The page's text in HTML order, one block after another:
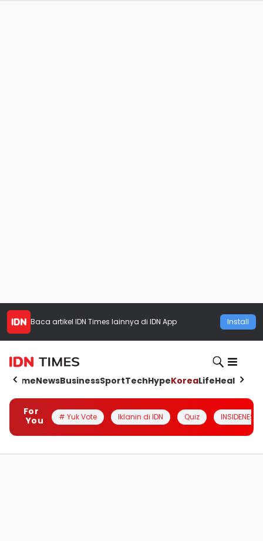
Baca artikel IDN Times lainnya di IDN App Install
HomeNewsBusinessSportTechHypeKoreaLifeHealth
For
You
# Yuk Vote Iklanin di IDN Quiz INSIDENESIA